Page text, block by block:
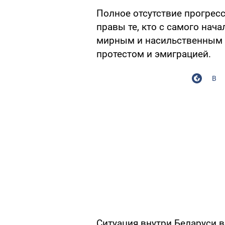
Полное отсутствие
правы те, кто с самого
мирным и насильственным
протестом и эмиграцией.